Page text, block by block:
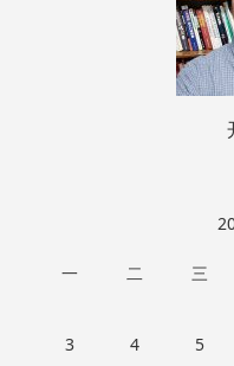
一 二 三
3
4 5